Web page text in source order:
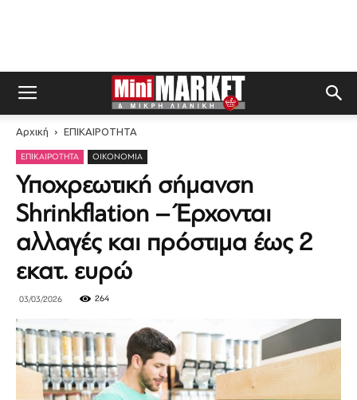
Αρχική ΕΠΙΚΑΙΡΟΤΗΤΑ
ΕΠΙΚΑΙΡΟΤΗΤΑ ΟΙΚΟΝΟΜΊΑ
Υποχρεωτική σήμανση
Shrinkflation – Έρχονται
αλλαγές και πρόστιμα έως 2
εκατ. ευρώ
03/03/2026 264